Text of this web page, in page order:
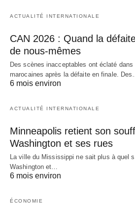
ACTUALITÉ INTERNATIONALE
CAN 2026 : Quand la
de nous-mêmes
Des scènes inacceptables ont éclaté
marocaines après la défaite en finale.
6 mois environ
ACTUALITÉ INTERNATIONALE
Minneapolis retient son
Washington et ses rues
La ville du Mississippi ne sait plus à quel
Washington et…
6 mois environ
ÉCONOMIE